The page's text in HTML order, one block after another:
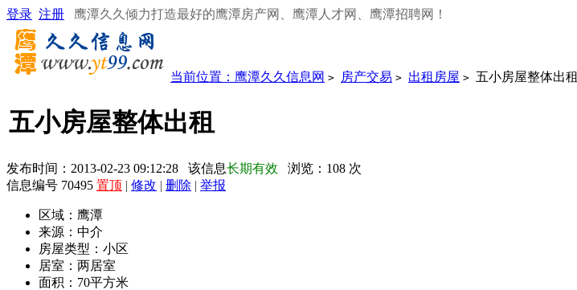
登录 注册 鹰潭久久倾力打造最好的鹰潭房产网、鹰潭人才网、鹰潭招聘网！
当前位置： 鹰潭久久信息网 > 房产交易 > 出租房屋 > 五小房屋整体出租
五小房屋整体出租
发布时间：2013-02-23 09:12:28 该信息长期有效 浏览： 108 次
信息编号 70495 置顶 | 修改 | 删除 | 举报
区域： 鹰潭
来源： 中介
房屋类型： 小区
居室： 两居室
面积： 70平方米